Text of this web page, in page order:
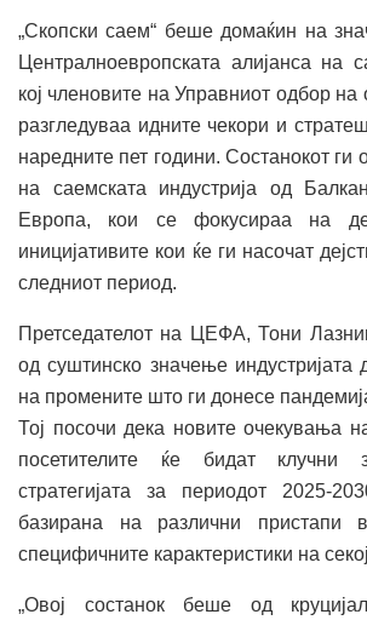
„Скопски саем“ беше домаќин на
Централноевропската алијанса
кој членовите на Управниот одбор на
разгледуваа идните чекори и
наредните пет години. Состанокот ги
на саемската индустрија од
Европа, кои се фокусираа на
иницијативите кои ќе ги насочат
следниот период.
Претседателот на ЦЕФА, Тони
од суштинско значење индустријата
на промените што ги донесе
Тој посочи дека новите очекувања
посетителите ќе бидат клучни
стратегијата за периодот 2025-
базирана на различни пристапи
специфичните карактеристики на
„Овој состанок беше од